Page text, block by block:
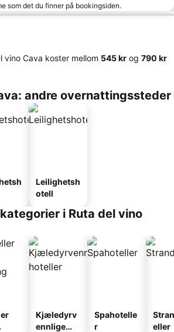
som det du finner på bookingsiden.
vino Cava koster mellom ‎545 kr og ‎790 kr
andre overnattingssteder
Leilighetsh
otell
i Ruta del vino
Kjæledyrv
ennlige
Spahotelle
r
eller